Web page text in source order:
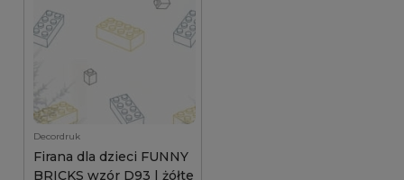
Decordruk
Firana dla dzieci FUNNY
BRICKS wzór D93 | żółte